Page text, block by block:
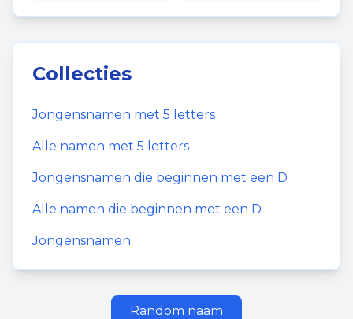
Collecties
Jongensnamen met 5 letters
Alle namen met 5 letters
Jongensnamen die beginnen met een D
Alle namen die beginnen met een D
Jongensnamen
Random naam